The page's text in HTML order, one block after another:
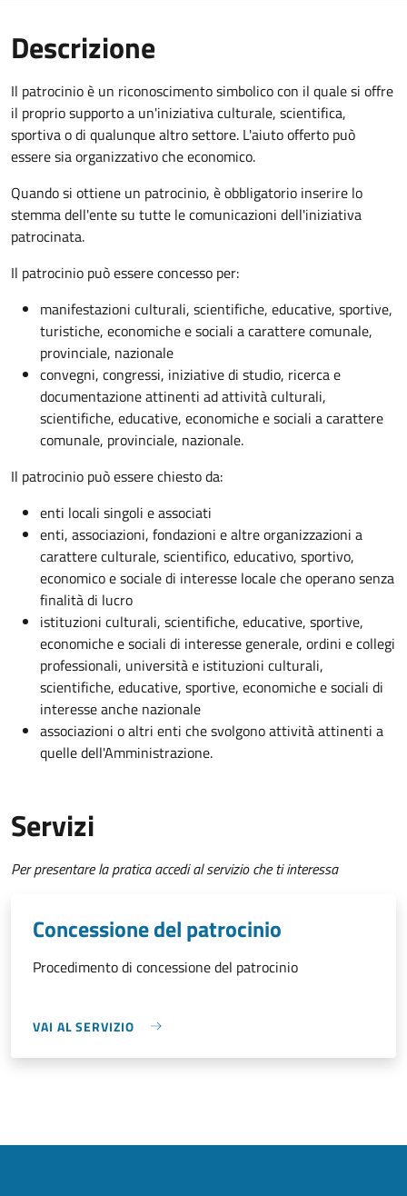
Descrizione
Il patrocinio è un riconoscimento simbolico con il quale si offre
il proprio supporto a un'iniziativa culturale, scientifica,
sportiva o di qualunque altro settore. L'aiuto offerto può
essere sia organizzativo che economico.
Quando si ottiene un patrocinio, è obbligatorio inserire lo
stemma dell'ente su tutte le comunicazioni dell'iniziativa
patrocinata.
Il patrocinio può essere concesso per:
manifestazioni culturali, scientifiche, educative, sportive,
turistiche, economiche e sociali a carattere comunale,
provinciale, nazionale
convegni, congressi, iniziative di studio, ricerca e
documentazione attinenti ad attività culturali,
scientifiche, educative, economiche e sociali a carattere
comunale, provinciale, nazionale.
Il patrocinio può essere chiesto da:
enti locali singoli e associati
enti, associazioni, fondazioni e altre organizzazioni a
carattere culturale, scientifico, educativo, sportivo,
economico e sociale di interesse locale che operano senza
finalità di lucro
istituzioni culturali, scientifiche, educative, sportive,
economiche e sociali di interesse generale, ordini e collegi
professionali, università e istituzioni culturali,
scientifiche, educative, sportive, economiche e sociali di
interesse anche nazionale
associazioni o altri enti che svolgono attività attinenti a
quelle dell'Amministrazione.
Servizi
Per presentare la pratica accedi al servizio che ti interessa
Concessione del patrocinio
Procedimento di concessione del patrocinio
VAI AL SERVIZIO